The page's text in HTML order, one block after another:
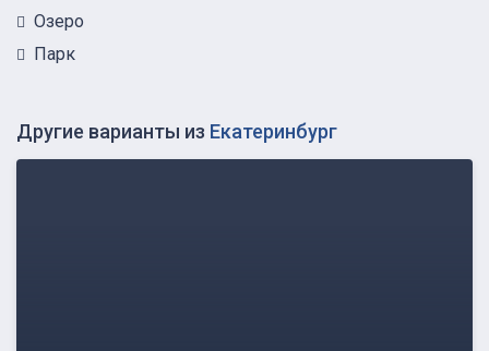
Озеро
Парк
Другие варианты из Екатеринбург